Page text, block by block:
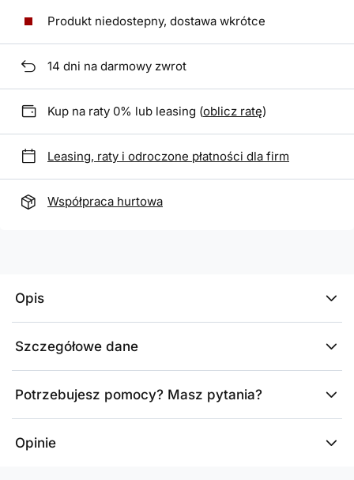
Produkt niedostepny, dostawa wkrótce
14 dni na darmowy zwrot
Kup na raty 0% lub leasing (oblicz ratę)
Leasing, raty i odroczone płatności dla firm
Współpraca hurtowa
Opis
Szczegółowe dane
Potrzebujesz pomocy? Masz pytania?
Opinie